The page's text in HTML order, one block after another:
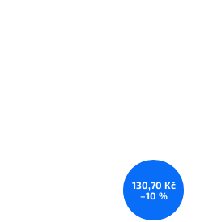
130,70 Kč
–10 %